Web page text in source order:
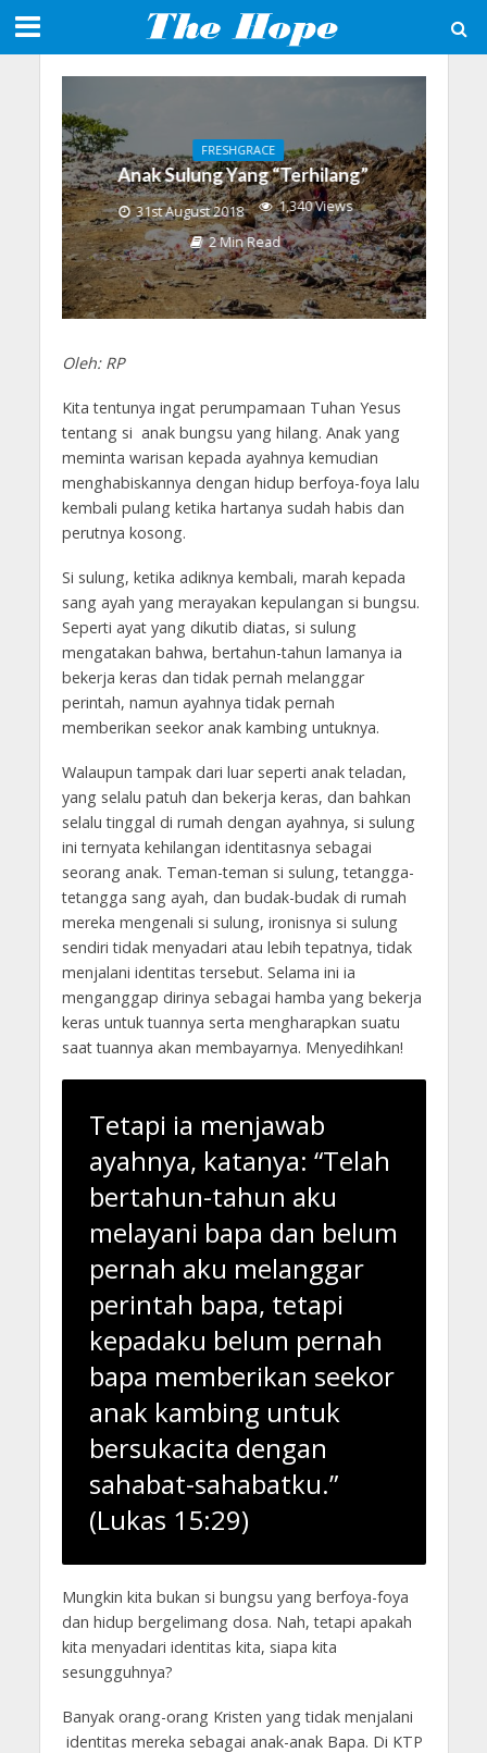
FRESHGRACE
Anak Sulung Yang “Terhilang”
31st August 2018
1,340 Views
2 Min Read
Oleh: RP
Kita tentunya ingat perumpamaan Tuhan Yesus
tentang si anak bungsu yang hilang. Anak yang
meminta warisan kepada ayahnya kemudian
menghabiskannya dengan hidup berfoya-foya lalu
kembali pulang ketika hartanya sudah habis dan
perutnya kosong.
Si sulung, ketika adiknya kembali, marah kepada
sang ayah yang merayakan kepulangan si bungsu.
Seperti ayat yang dikutib diatas, si sulung
mengatakan bahwa, bertahun-tahun lamanya ia
bekerja keras dan tidak pernah melanggar
perintah, namun ayahnya tidak pernah
memberikan seekor anak kambing untuknya.
Walaupun tampak dari luar seperti anak teladan,
yang selalu patuh dan bekerja keras, dan bahkan
selalu tinggal di rumah dengan ayahnya, si sulung
ini ternyata kehilangan identitasnya sebagai
seorang anak. Teman-teman si sulung, tetangga-
tetangga sang ayah, dan budak-budak di rumah
mereka mengenali si sulung, ironisnya si sulung
sendiri tidak menyadari atau lebih tepatnya, tidak
menjalani identitas tersebut. Selama ini ia
menganggap dirinya sebagai hamba yang bekerja
keras untuk tuannya serta mengharapkan suatu
saat tuannya akan membayarnya. Menyedihkan!
Tetapi ia menjawab
ayahnya, katanya: “Telah
bertahun-tahun aku
melayani bapa dan belum
pernah aku melanggar
perintah bapa, tetapi
kepadaku belum pernah
bapa memberikan seekor
anak kambing untuk
bersukacita dengan
sahabat-sahabatku.”
(Lukas 15:29)
Mungkin kita bukan si bungsu yang berfoya-foya
dan hidup bergelimang dosa. Nah, tetapi apakah
kita menyadari identitas kita, siapa kita
sesungguhnya?
Banyak orang-orang Kristen yang tidak menjalani
identitas mereka sebagai anak-anak Bapa. Di KTP